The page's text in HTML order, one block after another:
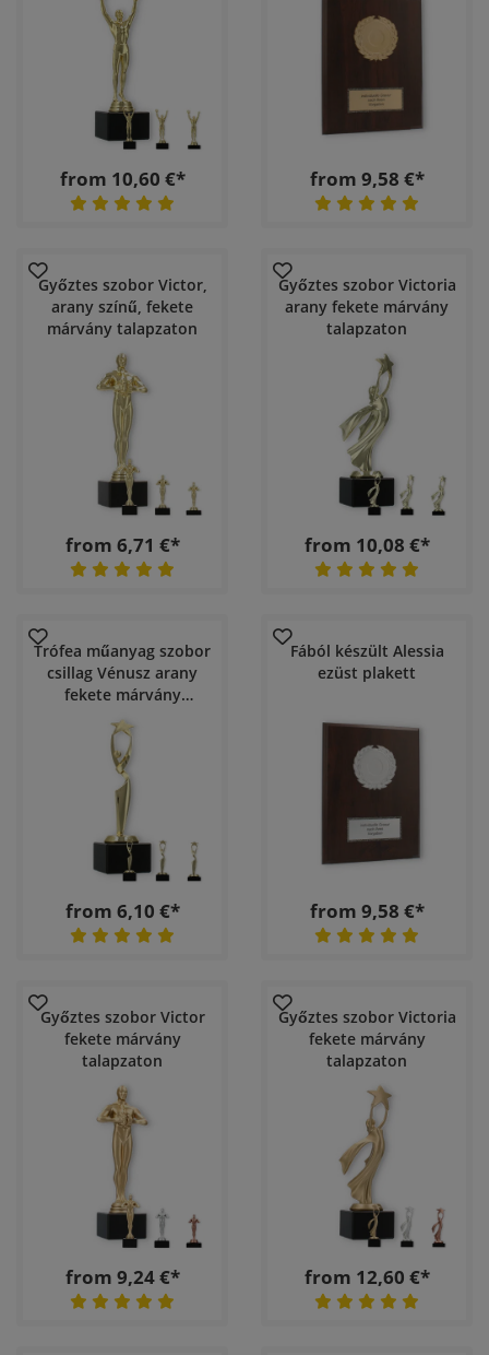
from 10,60 €* from 9,58 €*
Győztes szobor Victor,
arany színű, fekete
márvány talapzaton
from 6,71 €*
Győztes szobor Victoria
arany fekete márvány
talapzaton
from 10,08 €*
Trófea műanyag szobor
csillag Vénusz arany
fekete márvány
talapzaton
from 6,10 €*
Fából készült Alessia
ezüst plakett
from 9,58 €*
Győztes szobor Victor
fekete márvány
talapzaton
from 9,24 €*
Győztes szobor Victoria
fekete márvány
talapzaton
from 12,60 €*